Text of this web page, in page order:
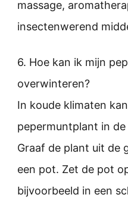
massage,
insectenwerend
6. Hoe kan ik mijn
overwinteren?
In koude klimaten
pepermuntplant in
Graaf de plant uit de
een pot. Zet de pot
bijvoorbeeld in een